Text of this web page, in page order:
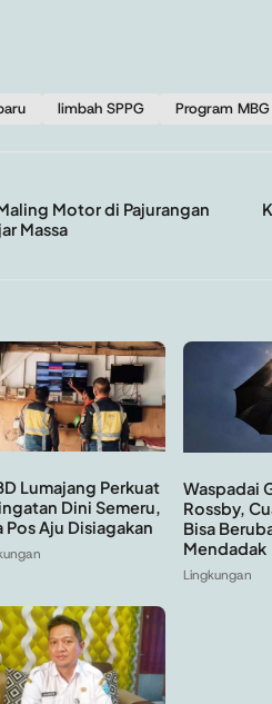
limbah SPPG Program MBG
Motor di Pajurangan
Massa
Lumajang Perkuat
Dini Semeru,
Pos Aju Disiagakan
Waspadai
Rossby,
Bisa
Mendadak
Lingkungan